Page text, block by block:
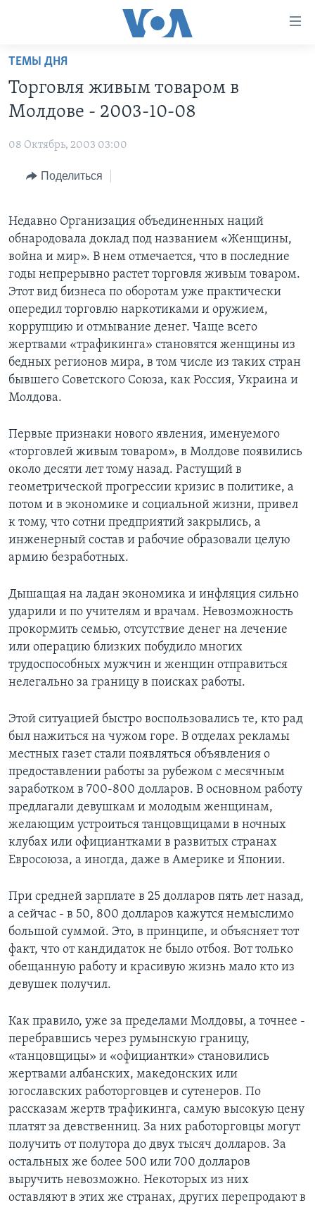
Перейти
основной
контент
навигации
поиск
ПРОГРАММЫ
НОВОСТИ ЗА МИНУТУ
ИТОГИ
ДИСКУССИЯ VOA
ДЕТАЛИ
НЬЮ-ЙОРК NEW YORK
УЧИМ АНГЛИЙСКИЙ
НАША АМЕРИКАНСКАЯ ИСТОРИЯ
АРТЕФАКТЫ
АМЕРИКАНСКИЕ ГОРОДКИ
ТЕСТЫ
ЭКСПЕРТИЗА
ИНТЕРВЬЮ
ЗА СВОБОДУ ПРЕССЫ
УЧИМ АНГЛИЙСКИЙ
ВИДЕО
ПОДПИСКА НА НОВОСТИ
Learning English
СОЦИАЛЬНЫЕ СЕТИ
Языки
ТЕМЫ ДНЯ
Торговля живым товаром в
Молдове - 2003-10-08
08 Октябрь, 2003 03:00
Поделиться
Недавно Организация объединенных наций
обнародовала доклад под названием «Женщины,
война и мир». В нем отмечается, что в последние
годы непрерывно растет торговля живым товаром.
Этот вид бизнеса по оборотам уже практически
опередил торговлю наркотиками и оружием,
коррупцию и отмывание денег. Чаще всего
жертвами «трафикинга» становятся женщины из
бедных регионов мира, в том числе из таких стран
бывшего Советского Союза, как Россия, Украина и
Молдова.
Первые признаки нового явления, именуемого
«торговлей живым товаром», в Молдове появились
около десяти лет тому назад. Растущий в
геометрической прогрессии кризис в политике, а
потом и в экономике и социальной жизни, привел
к тому, что сотни предприятий закрылись, а
инженерный состав и рабочие образовали целую
армию безработных.
Дышащая на ладан экономика и инфляция сильно
ударили и по учителям и врачам. Невозможность
прокормить семью, отсутствие денег на лечение
или операцию близких побудило многих
трудоспособных мужчин и женщин отправиться
нелегально за границу в поисках работы.
Этой ситуацией быстро воспользовались те, кто рад
был нажиться на чужом горе. В отделах рекламы
местных газет стали появляться объявления о
предоставлении работы за рубежом с месячным
заработком в 700-800 долларов. В основном работу
предлагали девушкам и молодым женщинам,
желающим устроиться танцовщицами в ночных
клубах или официантками в развитых странах
Евросоюза, а иногда, даже в Америке и Японии.
При средней зарплате в 25 долларов пять лет назад,
а сейчас - в 50, 800 долларов кажутся немыслимо
большой суммой. Это, в принципе, и объясняет тот
факт, что от кандидаток не было отбоя. Вот только
обещанную работу и красивую жизнь мало кто из
девушек получил.
Как правило, уже за пределами Молдовы, а точнее -
перебравшись через румынскую границу,
«танцовщицы» и «официантки» становились
жертвами албанских, македонских или
югославских работорговцев и сутенеров. По
рассказам жертв трафикинга, самую высокую цену
платят за девственниц. За них работорговцы могут
получить от полутора до двух тысяч долларов. За
остальных же более 500 или 700 долларов
выручить невозможно. Некоторых из них
оставляют в этих же странах, других перепродают в